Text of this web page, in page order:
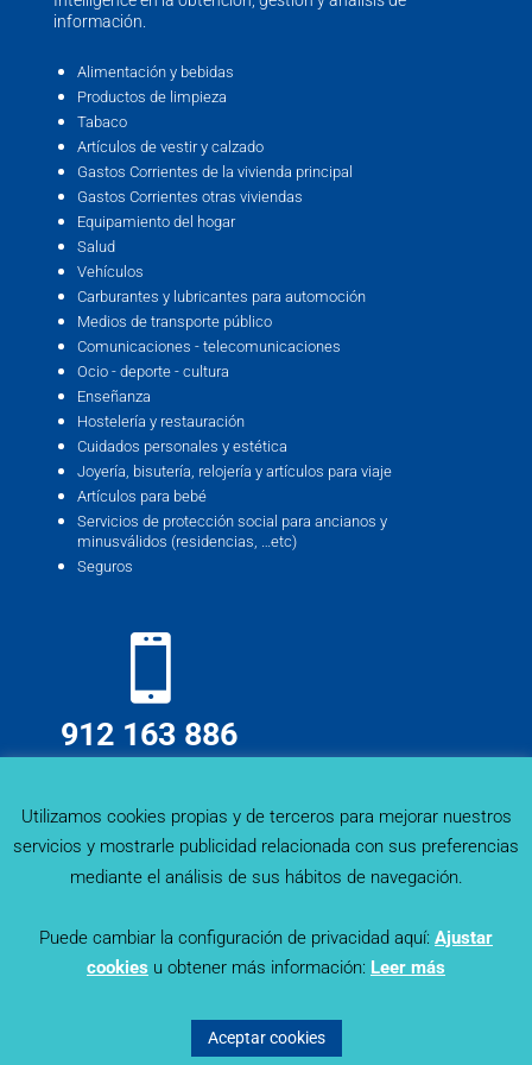
información.
Alimentación y bebidas
Productos de limpieza
Tabaco
Artículos de vestir y calzado
Gastos Corrientes de la vivienda principal
Gastos Corrientes otras viviendas
Equipamiento del hogar
Salud
Vehículos
Carburantes y lubricantes para automoción
Medios de transporte público
Comunicaciones - telecomunicaciones
Ocio - deporte - cultura
Enseñanza
Hostelería y restauración
Cuidados personales y estética
Joyería, bisutería, relojería y artículos para viaje
Artículos para bebé
Servicios de protección social para ancianos y
minusválidos (residencias, …etc)
Seguros
912 163 886
Política de Cookies© Diseñado por
Utilizamos cookies propias y de terceros para mejorar nuestros
servicios y mostrarle publicidad relacionada con sus preferencias
mediante el análisis de sus hábitos de navegación.
Puede cambiar la configuración de privacidad aquí: Ajustar
cookies u obtener más información: Leer más
Aceptar cookies